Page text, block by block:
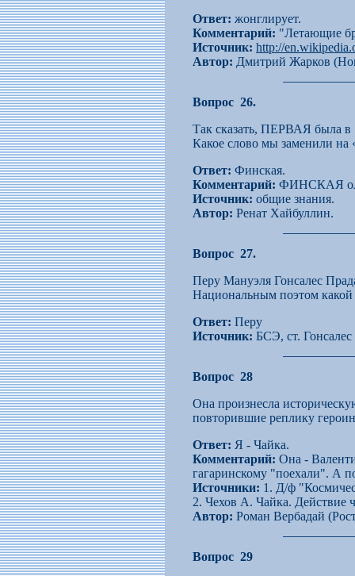
Ответ: жонглирует.
Комментарий: "Летающие
Источник: http://
Автор: Дмитрий Жарков
Вопрос 26.
Так сказать, ПЕРВАЯ была
Какое слово мы заменили
Ответ: Финская.
Комментарий: ФИНСКАЯ
Источник: общие знания.
Автор: Ренат Хайбуллин.
Вопрос 27.
Перу Мануэля Гонсалес
Национальным поэтом какой
Ответ: Перу
Источник: БСЭ, ст.
Вопрос 28
Она произнесла
повторившие реплику
Ответ: Я - Чайка.
Комментарий: Она -
гагаринскому "поехали". А
Источники: 1. Д/ф
2. Чехов А. Чайка. Действие
Автор: Роман Вербадай
Вопрос 29